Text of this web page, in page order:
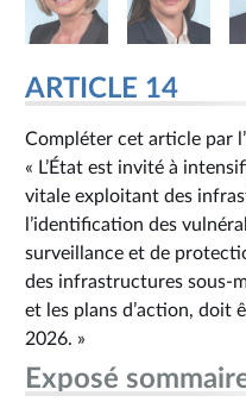
29 avril 2026
29 avril 2026
29 avril 2026
29 avril 2026
29 avril 2026
29 avril 2026
Date de dépôt
ARTICLE 14
Compléter cet article par
« L’État est invité à
vitale exploitant des
l’identification des
surveillance et de
des infrastructures sous-
et les plans d’action, doit
2026. »
Exposé